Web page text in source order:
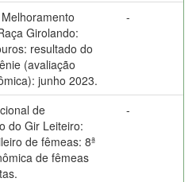
Girolando:
resultado do
(avaliação
junho 2023.
-
de
do Gir Leiteiro:
de fêmeas: 8ª
de fêmeas
-